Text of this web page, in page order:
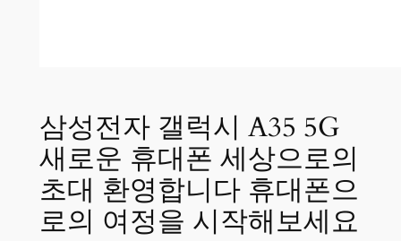
삼성전자 갤럭시 A35 5G
새로운 휴대폰 세상으로의
초대 환영합니다 휴대폰으
로의 여정을 시작해보세요